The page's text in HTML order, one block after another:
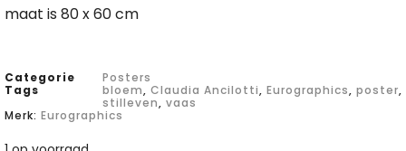
maat is 80 x 60 cm
Categorie
Posters
Tags
bloem, Claudia Ancilotti, Eurographics, poster,
stilleven, vaas
Merk: Eurographics